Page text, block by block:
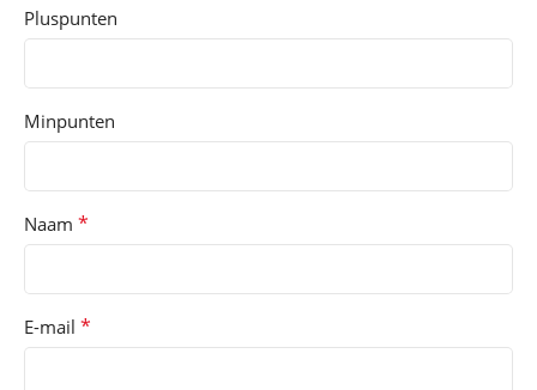
Pluspunten
Minpunten
Naam *
E-mail *